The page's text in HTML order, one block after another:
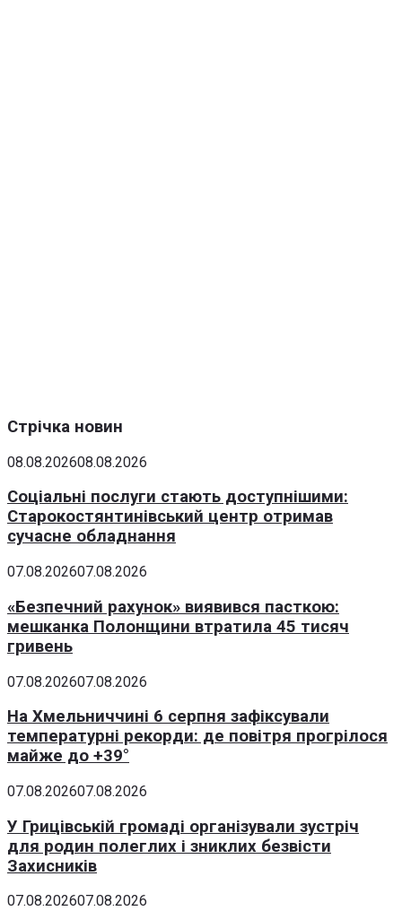
Стрічка новин
08.08.202608.08.2026
Соціальні послуги стають доступнішими:
Старокостянтинівський центр отримав
сучасне обладнання
07.08.202607.08.2026
«Безпечний рахунок» виявився пасткою:
мешканка Полонщини втратила 45 тисяч
гривень
07.08.202607.08.2026
На Хмельниччині 6 серпня зафіксували
температурні рекорди: де повітря прогрілося
майже до +39°
07.08.202607.08.2026
У Грицівській громаді організували зустріч
для родин полеглих і зниклих безвісти
Захисників
07.08.202607.08.2026